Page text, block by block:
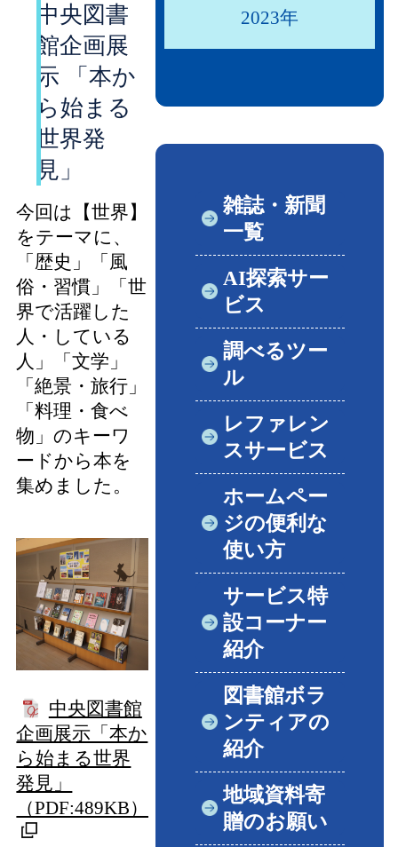
中央図書
館企画展
示 「本か
ら始まる
世界発
見」
今回は【世界】
をテーマに、
「歴史」「風
俗・習慣」「世
界で活躍した
人・している
人」「文学」
「絶景・旅行」
「料理・食べ
物」のキーワ
ードから本を
集めました。
中央図書館
企画展示「本か
ら始まる世界
発見」
（PDF:489KB）
2023年
雑誌・新聞
一覧
AI探索サー
ビス
調べるツー
ル
レファレン
スサービス
ホームペー
ジの便利な
使い方
サービス特
設コーナー
紹介
図書館ボラ
ンティアの
紹介
地域資料寄
贈のお願い